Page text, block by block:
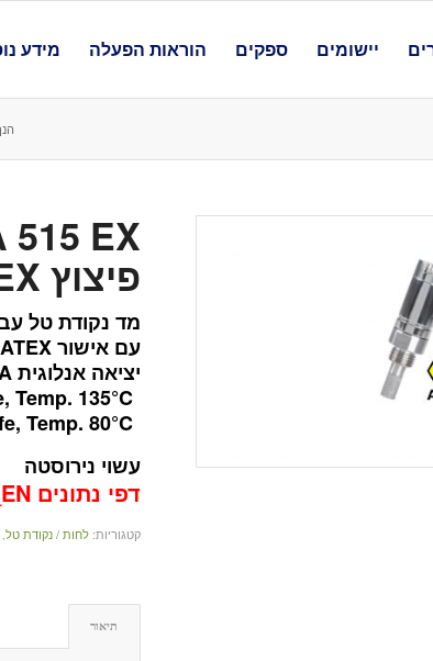
יישומים ספקים הוראות הפעלה מידע
פיצוץ ATEX
מד נקודת טל
עם אישור ATEX למקומות נפיצים
יציאה אנלוגית 4-20mA
Temp. 135°C
Temp. 80°C
עשוי נירוסטה
דפי נתונים FA515_Ex_EN
קטגוריות:לחות / נקודת טל
תיאור